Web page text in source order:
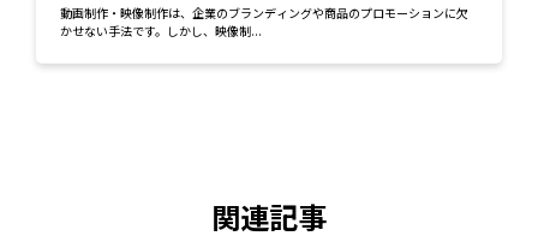
動画制作・映像制作は、企業のブランディングや商品のプロモーションに欠
かせない手法です。しかし、映像制...
関連記事